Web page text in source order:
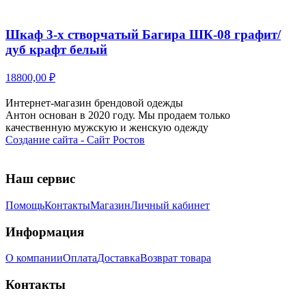
Шкаф 3-х створчатый Багира ШК-08 графит/
дуб крафт белый
18800,00 ₽
Интернет-магазин брендовой одежды
Антон основан в 2020 году. Мы продаем только
качественную мужскую и женскую одежду
Создание сайта - Сайт Ростов
Наш сервис
ПомощьКонтактыМагазинЛичный кабинет
Информация
О компанииОплатаДоставкаВозврат товара
Контакты